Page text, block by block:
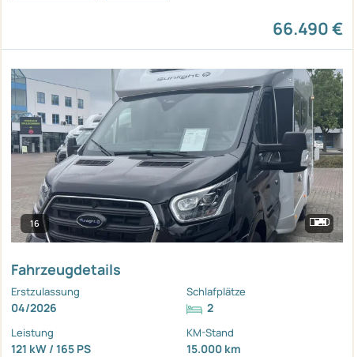
66.490 €
16
Fahrzeugdetails
Erstzulassung
04/2026
Schlafplätze
2
Leistung
121 kW / 165 PS
KM-Stand
15.000 km